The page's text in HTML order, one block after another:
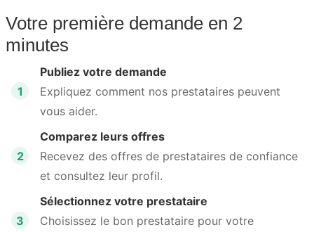
Votre première demande en 2
minutes
1
Publiez votre demande
Expliquez comment nos prestataires peuvent
vous aider.
2
Comparez leurs offres
Recevez des offres de prestataires de confiance
et consultez leur profil.
3
Sélectionnez votre prestataire
Choisissez le bon prestataire pour votre